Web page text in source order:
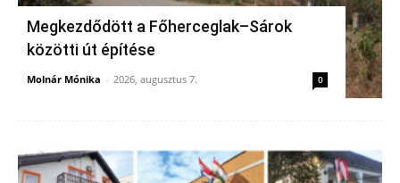
Megkezdődött a Főherceglak–Sárok
közötti út építése
Molnár Mónika - 2026, augusztus 7. 0